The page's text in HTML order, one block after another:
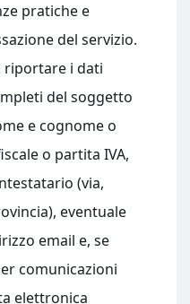
pratiche e
del servizio.
riportare i dati
del soggetto
e cognome o
o partita IVA,
(via,
eventuale
email e, se
comunicazioni
elettronica